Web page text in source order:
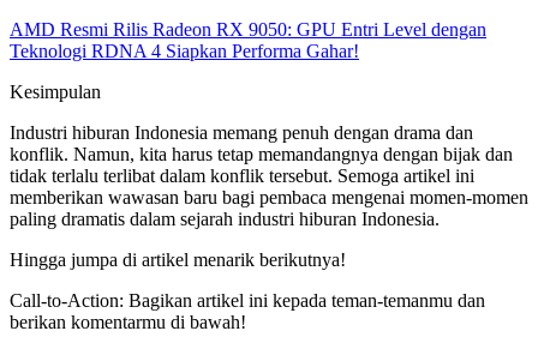
AMD Resmi Rilis Radeon RX 9050: GPU Entri Level dengan
Teknologi RDNA 4 Siapkan Performa Gahar!
Kesimpulan
Industri hiburan Indonesia memang penuh dengan drama dan
konflik. Namun, kita harus tetap memandangnya dengan bijak dan
tidak terlalu terlibat dalam konflik tersebut. Semoga artikel ini
memberikan wawasan baru bagi pembaca mengenai momen-momen
paling dramatis dalam sejarah industri hiburan Indonesia.
Hingga jumpa di artikel menarik berikutnya!
Call-to-Action: Bagikan artikel ini kepada teman-temanmu dan
berikan komentarmu di bawah!